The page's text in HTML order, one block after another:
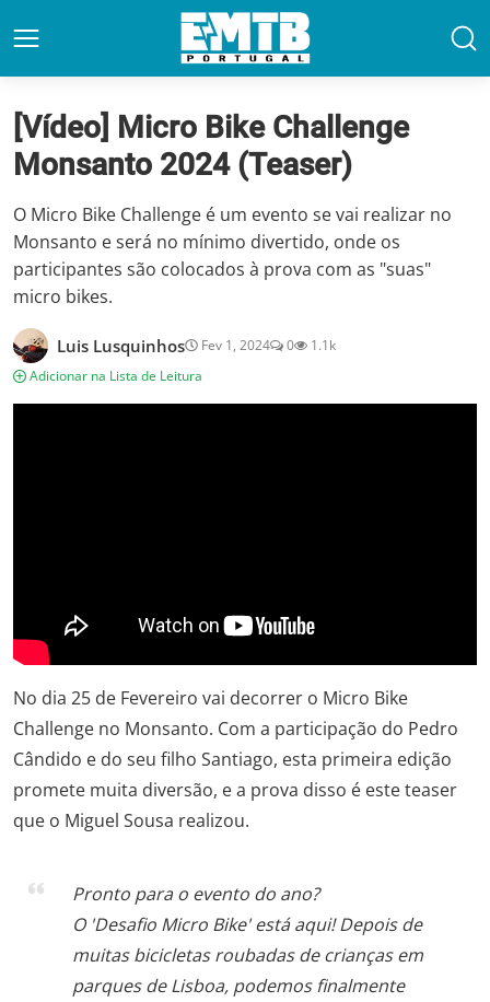
[Vídeo] Micro Bike Challenge
Monsanto 2024 (Teaser)
O Micro Bike Challenge é um evento se vai realizar no
Monsanto e será no mínimo divertido, onde os
participantes são colocados à prova com as "suas"
micro bikes.
Luis Lusquinhos Fev 1, 2024 0
1.1k
Adicionar na Lista de Leitura
No dia 25 de Fevereiro vai decorrer o Micro Bike
Challenge no Monsanto. Com a participação do Pedro
Cândido e do seu filho Santiago, esta primeira edição
promete muita diversão, e a prova disso é este teaser
que o Miguel Sousa realizou.
Pronto para o evento do ano?
O 'Desafio Micro Bike' está aqui! Depois de
muitas bicicletas roubadas de crianças em
parques de Lisboa, podemos finalmente